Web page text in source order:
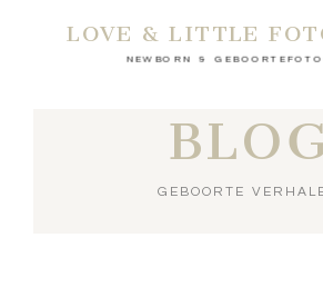
NEWBORN &
LOVE & LITTLE
GEBOORTE